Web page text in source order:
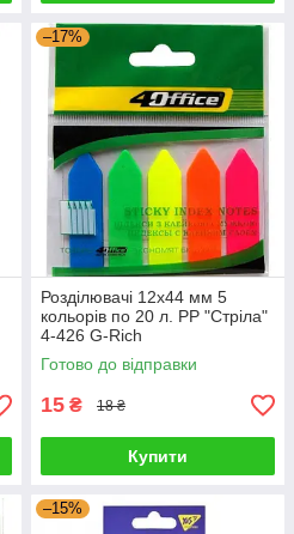
–17%
Розділювачі 12x44 мм 5
кольорів по 20 л. PP "Стріла"
4-426 G-Rich
Готово до відправки
15 ₴ 18 ₴
Купити
–15%